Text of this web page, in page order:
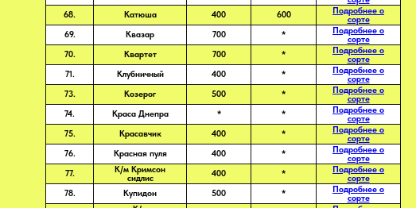
68.
Катюша 400 600
Подробнее о
сорте
69.
Квазар 700 *
Подробнее о
сорте
70.
Квартет 700 *
Подробнее о
сорте
71.
Клубничный 400 *
Подробнее о
сорте
73.
Козерог 500 *
Подробнее о
сорте
74.
Краса Днепра * *
Подробнее о
сорте
75.
Красавчик 400 *
Подробнее о
сорте
76.
Красная пуля 400 *
Подробнее о
сорте
77.
К/м Кримсон
сидлис
400 *
Подробнее о
сорте
78.
Купидон 500 *
Подробнее о
сорте